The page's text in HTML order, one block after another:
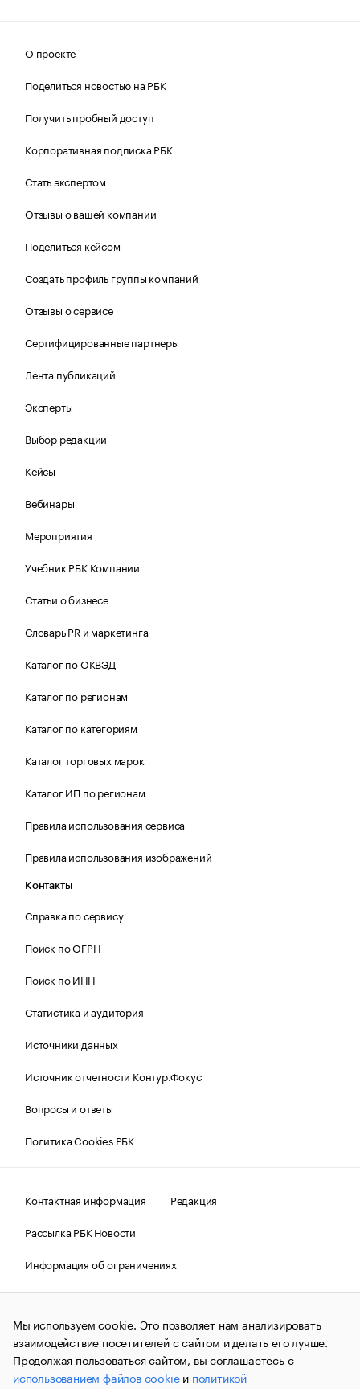
О проекте
Поделиться новостью на РБК
Получить пробный доступ
Корпоративная подписка РБК
Стать экспертом
Отзывы о вашей компании
Поделиться кейсом
Создать профиль группы компаний
Отзывы о сервисе
Сертифицированные партнеры
Лента публикаций
Эксперты
Выбор редакции
Кейсы
Вебинары
Мероприятия
Учебник РБК Компании
Статьи о бизнесе
Словарь PR и маркетинга
Каталог по ОКВЭД
Каталог по регионам
Каталог по категориям
Каталог торговых марок
Каталог ИП по регионам
Правила использования сервиса
Правила использования изображений
Контакты
Справка по сервису
Поиск по ОГРН
Поиск по ИНН
Статистика и аудитория
Источники данных
Источник отчетности Контур.Фокус
Вопросы и ответы
Политика Cookies РБК
Контактная информация
Редакция
Рассылка РБК Новости
Информация об ограничениях
Правовая информация
О соблюдении авторских прав
© АО «РОСБИЗНЕСКОНСАЛТИНГ»,1995–2026.Сообщения
и материалы информационного агентства «РБК»
(зарегистрировано Федеральной службой по надзору в сфере
связи, информационных технологий и массовых
коммуникаций (Роскомнадзор) 09.12.2015 за номером ИА
Мы используем cookie. Это позволяет нам анализировать
взаимодействие посетителей с сайтом и делать его лучше.
Продолжая пользоваться сайтом, вы соглашаетесь с
использованием файлов cookieи политикой